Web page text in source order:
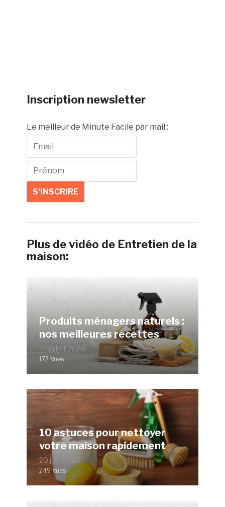
Inscription newsletter
Le meilleur de Minute Facile par mail :
Plus de vidéo de Entretien de la
maison:
Produits ménagers naturels :
nos meilleures recettes
10 juillet 2026
172 Vues
10 astuces pour nettoyer
votre maison rapidement
20 juin 2026
249 Vues